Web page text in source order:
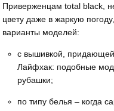
Приверженцам total black,
цвету даже в жаркую
варианты моделей:
c вышивкой,
Лайфхак: подобные
рубашки;
по типу белья – когда